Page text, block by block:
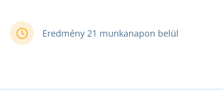
Eredmény 21 munkanapon belül